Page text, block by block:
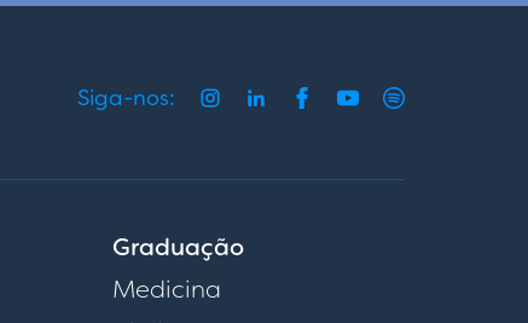
Siga-nos:
Graduação
Medicina